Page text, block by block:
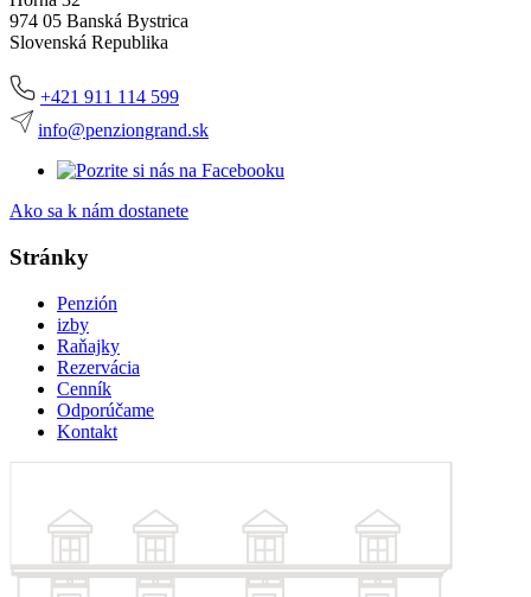
974 05 Banská Bystrica
Slovenská Republika
+421 911 114 599
info@penziongrand.sk
Ako sa k nám dostanete
Stránky
Penzión
izby
Raňajky
Rezervácia
Cenník
Odporúčame
Kontakt